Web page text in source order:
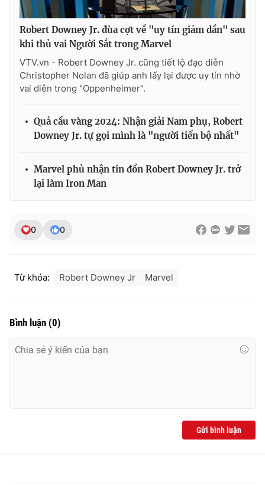
Robert Downey Jr. đùa cợt về "uy tín giảm dần" sau
khi thủ vai Người Sắt trong Marvel
VTV.vn - Robert Downey Jr. cũng tiết lộ đạo diễn
Christopher Nolan đã giúp anh lấy lại được uy tín nhờ
vai diễn trong "Oppenheimer".
Quả cầu vàng 2024: Nhận giải Nam phụ, Robert
Downey Jr. tự gọi mình là "người tiến bộ nhất"
Marvel phủ nhận tin đồn Robert Downey Jr. trở
lại làm Iron Man
0 0
Từ khóa: Robert Downey Jr Marvel
Bình luận (0)
Gửi bình luận